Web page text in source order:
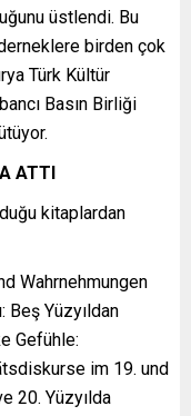
üstlendi. Bu
birden çok
Türk Kültür
Basın Birliği
ATTI
kitaplardan
Wahrnehmungen
Beş Yüzyıldan
Gefühle:
im 19. und
20. Yüzyılda